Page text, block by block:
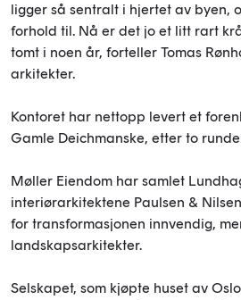
ligger så sentralt i hjertet av byen,
forhold til. Nå er det jo et litt rart
tomt i noen år, forteller Tomas
arkitekter.
Kontoret har nettopp levert et
Gamle Deichmanske, etter to
Møller Eiendom har samlet
interiørarkitektene Paulsen &
for transformasjonen innvendig,
landskapsarkitekter.
Selskapet, som kjøpte huset av